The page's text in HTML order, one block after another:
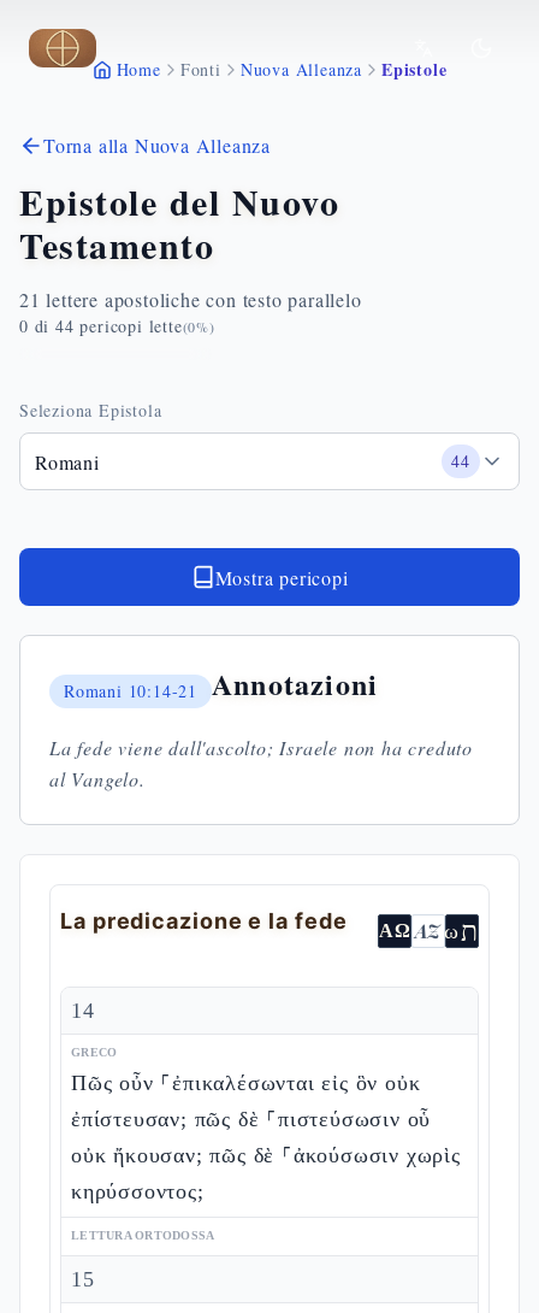
Vai al contenuto principale
Home Fonti Nuova Alleanza Epistole
Torna alla Nuova Alleanza
Epistole del Nuovo
Testamento
21 lettere apostoliche con testo parallelo
0 di 44 pericopi lette(0%)
Seleziona Epistola
Romani 44
Mostra pericopi
Romani 10:14-21 Annotazioni
La fede viene dall'ascolto; Israele non ha creduto
al Vangelo.
La predicazione e la fede ΑΩ AZωת
14
GRECO
Πῶς οὖν ⸀ἐπικαλέσωνται εἰς ὃν οὐκ
ἐπίστευσαν; πῶς δὲ ⸀πιστεύσωσιν οὗ
οὐκ ἤκουσαν; πῶς δὲ ⸀ἀκούσωσιν χωρὶς
κηρύσσοντος;
LETTURA ORTODOSSA
15